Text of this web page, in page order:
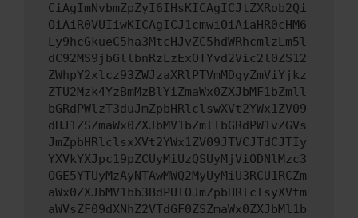
CiAgImNvbmZpZyI6IHsKICAgICJtZXRob2Qi
OiAiR0VUIiwKICAgICJ1cmwiOiAiaHR0cHM6
Ly9hcGkueC5ha3MtcHJvZC5hdWRhcmlzLm5l
dC92MS9jbGllbnRzLzExOTYvd2Vic2l0ZS12
ZWhpY2xlcz93ZWJzaXRlPTVmMDgyZmViYjkz
ZTU2Mzk4YzBmMzBlYiZmaWx0ZXJbMF1bZmll
bGRdPWlzT3duJmZpbHRlclswXVt2YWx1ZV09
dHJ1ZSZmaWx0ZXJbMV1bZmllbGRdPW1vZGVs
JmZpbHRlclsxXVt2YWx1ZV09JTVCJTdCJTIy
YXVkYXJpc19pZCUyMiUzQSUyMjViODNlMzc3
OGE5YTUyMzAyNTAwMWQ2MyUyMiU3RCU1RCZm
aWx0ZXJbMV1bb3BdPUlOJmZpbHRlclsyXVtm
aWVsZF09dXNhZ2VTdGF0ZSZmaWx0ZXJbMl1b